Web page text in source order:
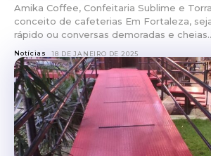
Amika Coffee, Confeitaria Sublime e
conceito de cafeterias Em Fortaleza, seja para um café
rápido ou conversas demoradas e
Notícias 18 DE JANEIRO DE 2025